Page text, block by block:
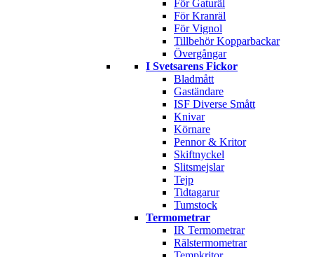
För Gaturäl
För Kranräl
För Vignol
Tillbehör Kopparbackar
Övergångar
I Svetsarens Fickor
Bladmått
Gaständare
ISF Diverse Smått
Knivar
Körnare
Pennor & Kritor
Skiftnyckel
Slitsmejslar
Tejp
Tidtagarur
Tumstock
Termometrar
IR Termometrar
Rälstermometrar